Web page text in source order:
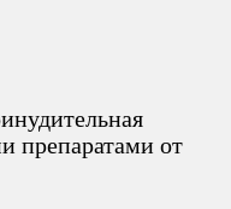
препаратами от